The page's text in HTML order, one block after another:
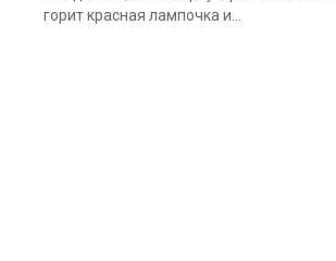
горит красная лампочка и...